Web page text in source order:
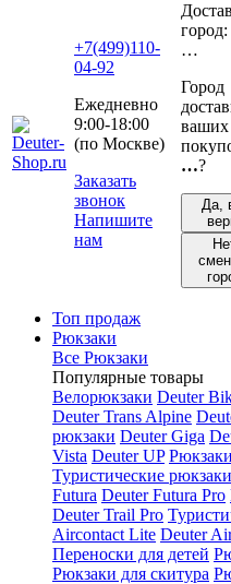
+7(499)110-
04-92
Ежедневно
9:00-18:00
(по Москве)
Заказать
звонок
Напишите
нам
город:
…
Город
ваших
…?
Да,
Топ продаж
Рюкзаки
Все Рюкзаки
Популярные товары
Велорюкзаки Deuter
Deuter Trans Alpine
рюкзаки Deuter Giga
Vista Deuter UP
Туристические
Futura Deuter Futura Pro
Deuter Trail Pro
Aircontact Lite Deuter
Переноски для детей
Рюкзаки для скитура